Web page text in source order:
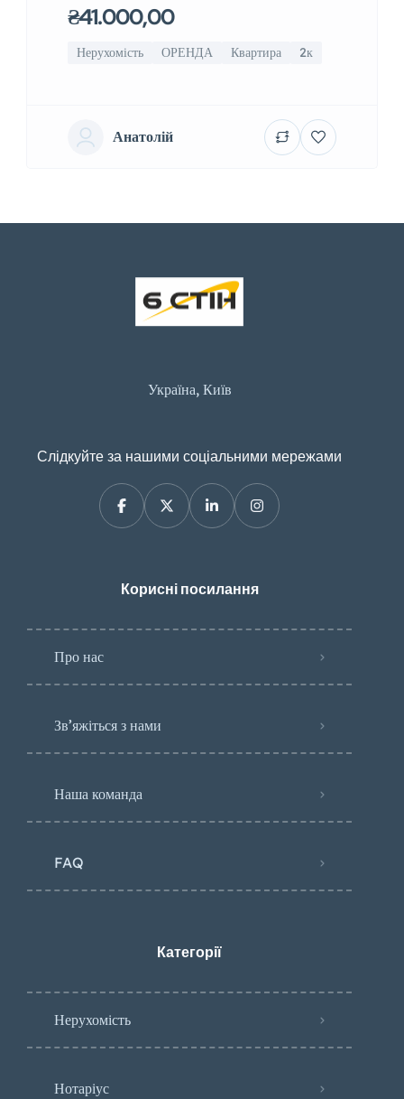
₴41.000,00
Нерухомість ОРЕНДА Квартира 2к
Анатолій
Україна, Київ
Слідкуйте за нашими соціальними мережами
Корисні посилання
Про нас
Зв’яжіться з нами
Наша команда
FAQ
Категорії
Нерухомість
Нотаріус